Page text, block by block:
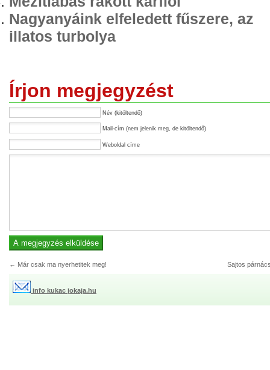
Nagyanyáink elfeledett fűszere, az
illatos turbolya
Írjon megjegyzést
Név (kitöltendő)
Mail-cím (nem jelenik meg, de kitöltendő)
Weboldal címe
← Már csak ma nyerhetitek meg! Sajtos
info kukac jokaja.hu